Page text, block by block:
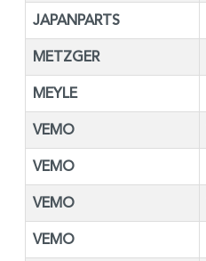
JAPANPARTS
METZGER
MEYLE
VEMO
VEMO
VEMO
VEMO